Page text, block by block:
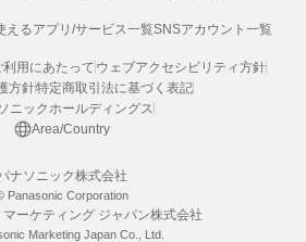
るアプリ/サービス一覧SNSアカウント一覧
用にあたって ウェブアクセシビリティ方針
方針特定商取引法に基づく表記
ニックホールディングス
Area/Country
ナソニック株式会社
Panasonic Corporation
ーケティング ジャパン株式会社
Marketing Japan Co., Ltd.